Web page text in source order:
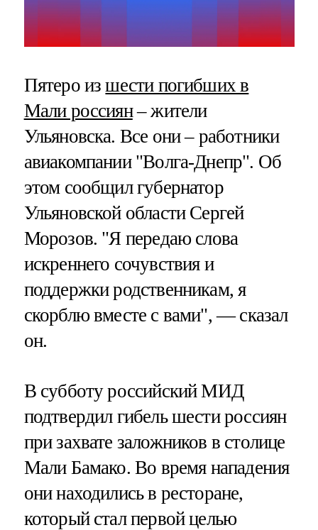
Пятеро изшести погибших в
Мали россиян– жители
Ульяновска. Все они – работники
авиакомпании "Волга-Днепр". Об
этом сообщил губернатор
Ульяновской области Сергей
Морозов. "Я передаю слова
искреннего сочувствия и
поддержки родственникам, я
скорблю вместе с вами", — сказал
он.
В субботу российский МИД
подтвердил гибель шести россиян
при захвате заложников в столице
Мали Бамако. Во время нападения
они находились в ресторане,
который стал первой целью